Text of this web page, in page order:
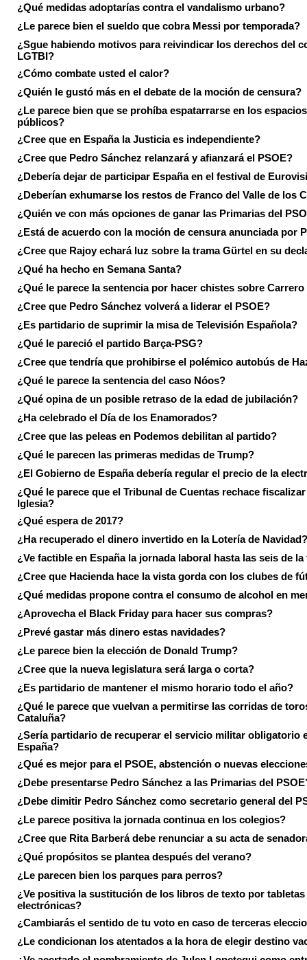
¿Qué medidas adoptarías contra el vandalismo urbano?
¿Le parece bien el sueldo que cobra Messi por temporada?
¿Sgue habiendo motivos para reivindicar los derechos del
LGTBI?
¿Cómo combate usted el calor?
¿Quién le gustó más en el debate de la moción de censura?
¿Le parece bien que se prohíba espatarrarse en los espacios
públicos?
¿Cree que en España la Justicia es independiente?
¿Cree que Pedro Sánchez relanzará y afianzará el PSOE?
¿Debería dejar de participar España en el festival de
¿Deberían exhumarse los restos de Franco del Valle de los
¿Quién ve con más opciones de ganar las Primarias del
¿Está de acuerdo con la moción de censura anunciada por
¿Cree que Rajoy echará luz sobre la trama Gürtel en su
¿Qué ha hecho en Semana Santa?
¿Qué le parece la sentencia por hacer chistes sobre
¿Cree que Pedro Sánchez volverá a liderar el PSOE?
¿Es partidario de suprimir la misa de Televisión Española?
¿Qué le pareció el partido Barça-PSG?
¿Cree que tendría que prohibirse el polémico autobús de
¿Qué le parece la sentencia del caso Nóos?
¿Qué opina de un posible retraso de la edad de jubilación?
¿Ha celebrado el Día de los Enamorados?
¿Cree que las peleas en Podemos debilitan al partido?
¿Qué le parecen las primeras medidas de Trump?
¿El Gobierno de España debería regular el precio de la
¿Qué le parece que el Tribunal de Cuentas rechace fiscalizar
Iglesia?
¿Qué espera de 2017?
¿Ha recuperado el dinero invertido en la Lotería de Navidad?
¿Ve factible en España la jornada laboral hasta las seis de la
¿Cree que Hacienda hace la vista gorda con los clubes de
¿Qué medidas propone contra el consumo de alcohol en
¿Aprovecha el Black Friday para hacer sus compras?
¿Prevé gastar más dinero estas navidades?
¿Le parece bien la elección de Donald Trump?
¿Cree que la nueva legislatura será larga o corta?
¿Es partidario de mantener el mismo horario todo el año?
¿Qué le parece que vuelvan a permitirse las corridas de
Cataluña?
¿Sería partidario de recuperar el servicio militar obligatorio
España?
¿Qué es mejor para el PSOE, abstención o nuevas
¿Debe presentarse Pedro Sánchez a las Primarias del
¿Debe dimitir Pedro Sánchez como secretario general del
¿Le parece positiva la jornada continua en los colegios?
¿Cree que Rita Barberá debe renunciar a su acta de
¿Qué propósitos se plantea después del verano?
¿Le parecen bien los parques para perros?
¿Ve positiva la sustitución de los libros de texto por tabletas
electrónicas?
¿Cambiarás el sentido de tu voto en caso de terceras
¿Le condicionan los atentados a la hora de elegir destino